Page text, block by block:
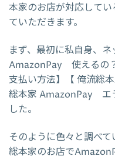
本家のお店が対応して
ていただきます。
まず、最初に私自身、
AmazonPay 使えるの
支払い方法】【 俺流総
総本家 AmazonPay エ
した。
そのように色々と調べ
総本家のお店で